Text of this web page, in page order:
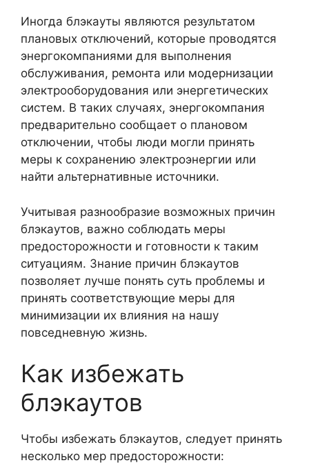
Иногда блэкауты являются результатом
плановых отключений, которые проводятся
энергокомпаниями для выполнения
обслуживания, ремонта или модернизации
электрооборудования или энергетических
систем. В таких случаях, энергокомпания
предварительно сообщает о плановом
отключении, чтобы люди могли принять
меры к сохранению электроэнергии или
найти альтернативные источники.
Учитывая разнообразие возможных причин
блэкаутов, важно соблюдать меры
предосторожности и готовности к таким
ситуациям. Знание причин блэкаутов
позволяет лучше понять суть проблемы и
принять соответствующие меры для
минимизации их влияния на нашу
повседневную жизнь.
Как избежать
блэкаутов
Чтобы избежать блэкаутов, следует принять
несколько мер предосторожности: